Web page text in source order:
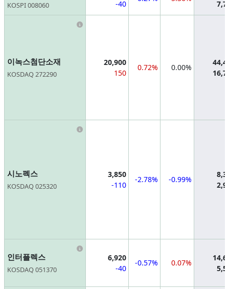
KOSPI 008060
-40
이녹스첨단소재
KOSDAQ 272290
Information
20,900
150
0.72% 0.00%
시노펙스
KOSDAQ 025320
Information
3,850
-110
-2.78% -0.99%
인터플렉스
KOSDAQ 051370
Information
6,920
-40
-0.57% 0.07%